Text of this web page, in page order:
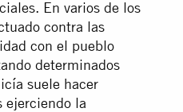
En varios de los
contra las
con el pueblo
determinados
suele hacer
ejerciendo la